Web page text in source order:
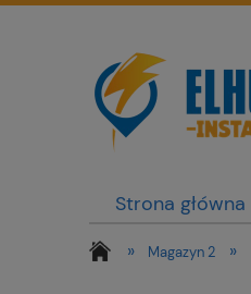
Strona główna
» Magazyn 2 »